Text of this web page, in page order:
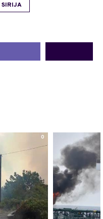
SIRIJA
0